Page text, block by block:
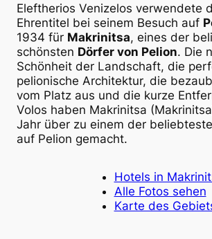
Eleftherios Venizelos verwendete
Ehrentitel bei seinem Besuch auf
1934 für Makrinitsa, eines der
schönsten Dörfer von Pelion. Die
Schönheit der Landschaft, die
pelionische Architektur, die
vom Platz aus und die kurze
Volos haben Makrinitsa
Jahr über zu einem der
auf Pelion gemacht.
Hotels in
Alle Fotos sehen
Karte des